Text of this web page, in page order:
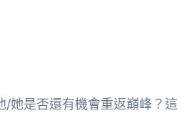
她是否還有機會重返巔峰？這